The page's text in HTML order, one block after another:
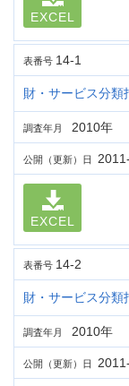
EXCEL
表番号 14-1
財・サービス分類
調査年月 2010年
公開（更新）日
EXCEL
表番号 14-2
財・サービス分類
調査年月 2010年
公開（更新）日